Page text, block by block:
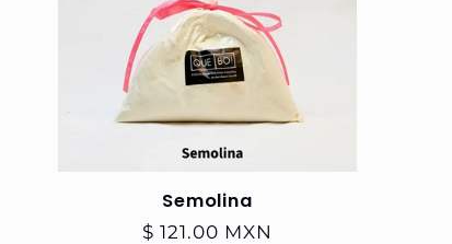
ó
Semolina
Precio
$ 121.00 MXN